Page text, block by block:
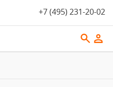
+7 (495) 231-20-02